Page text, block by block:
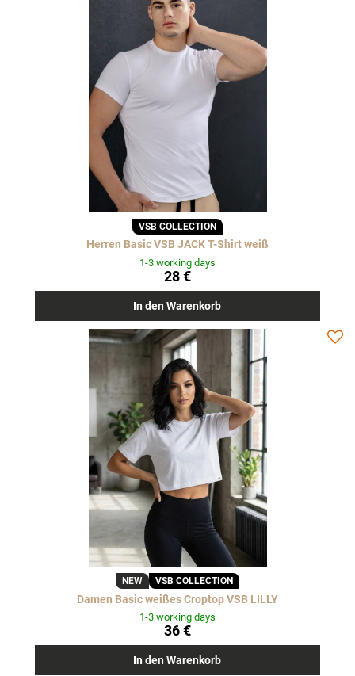
VSB COLLECTION
Herren Basic VSB JACK T-Shirt weiß
1-3 working days
28 €
In den Warenkorb
NEW VSB COLLECTION
Damen Basic weißes Croptop VSB LILLY
1-3 working days
36 €
In den Warenkorb